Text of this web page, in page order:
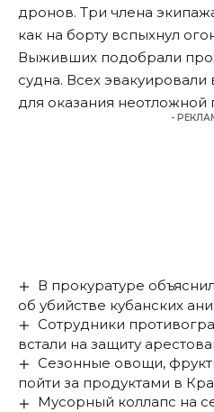
дронов. Три члена
как на борту вспыхнул
Выживших подобрали
судна. Всех
для оказания
-
В прокуратуре
об убийстве кубанских
Сотрудники
встали на защиту
Сезонные овощи,
пойти за продуктами в
Мусорный коллапс на